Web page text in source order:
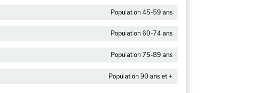
Population 45-59 ans
Population 60-74 ans
Population 75-89 ans
Population 90 ans et +